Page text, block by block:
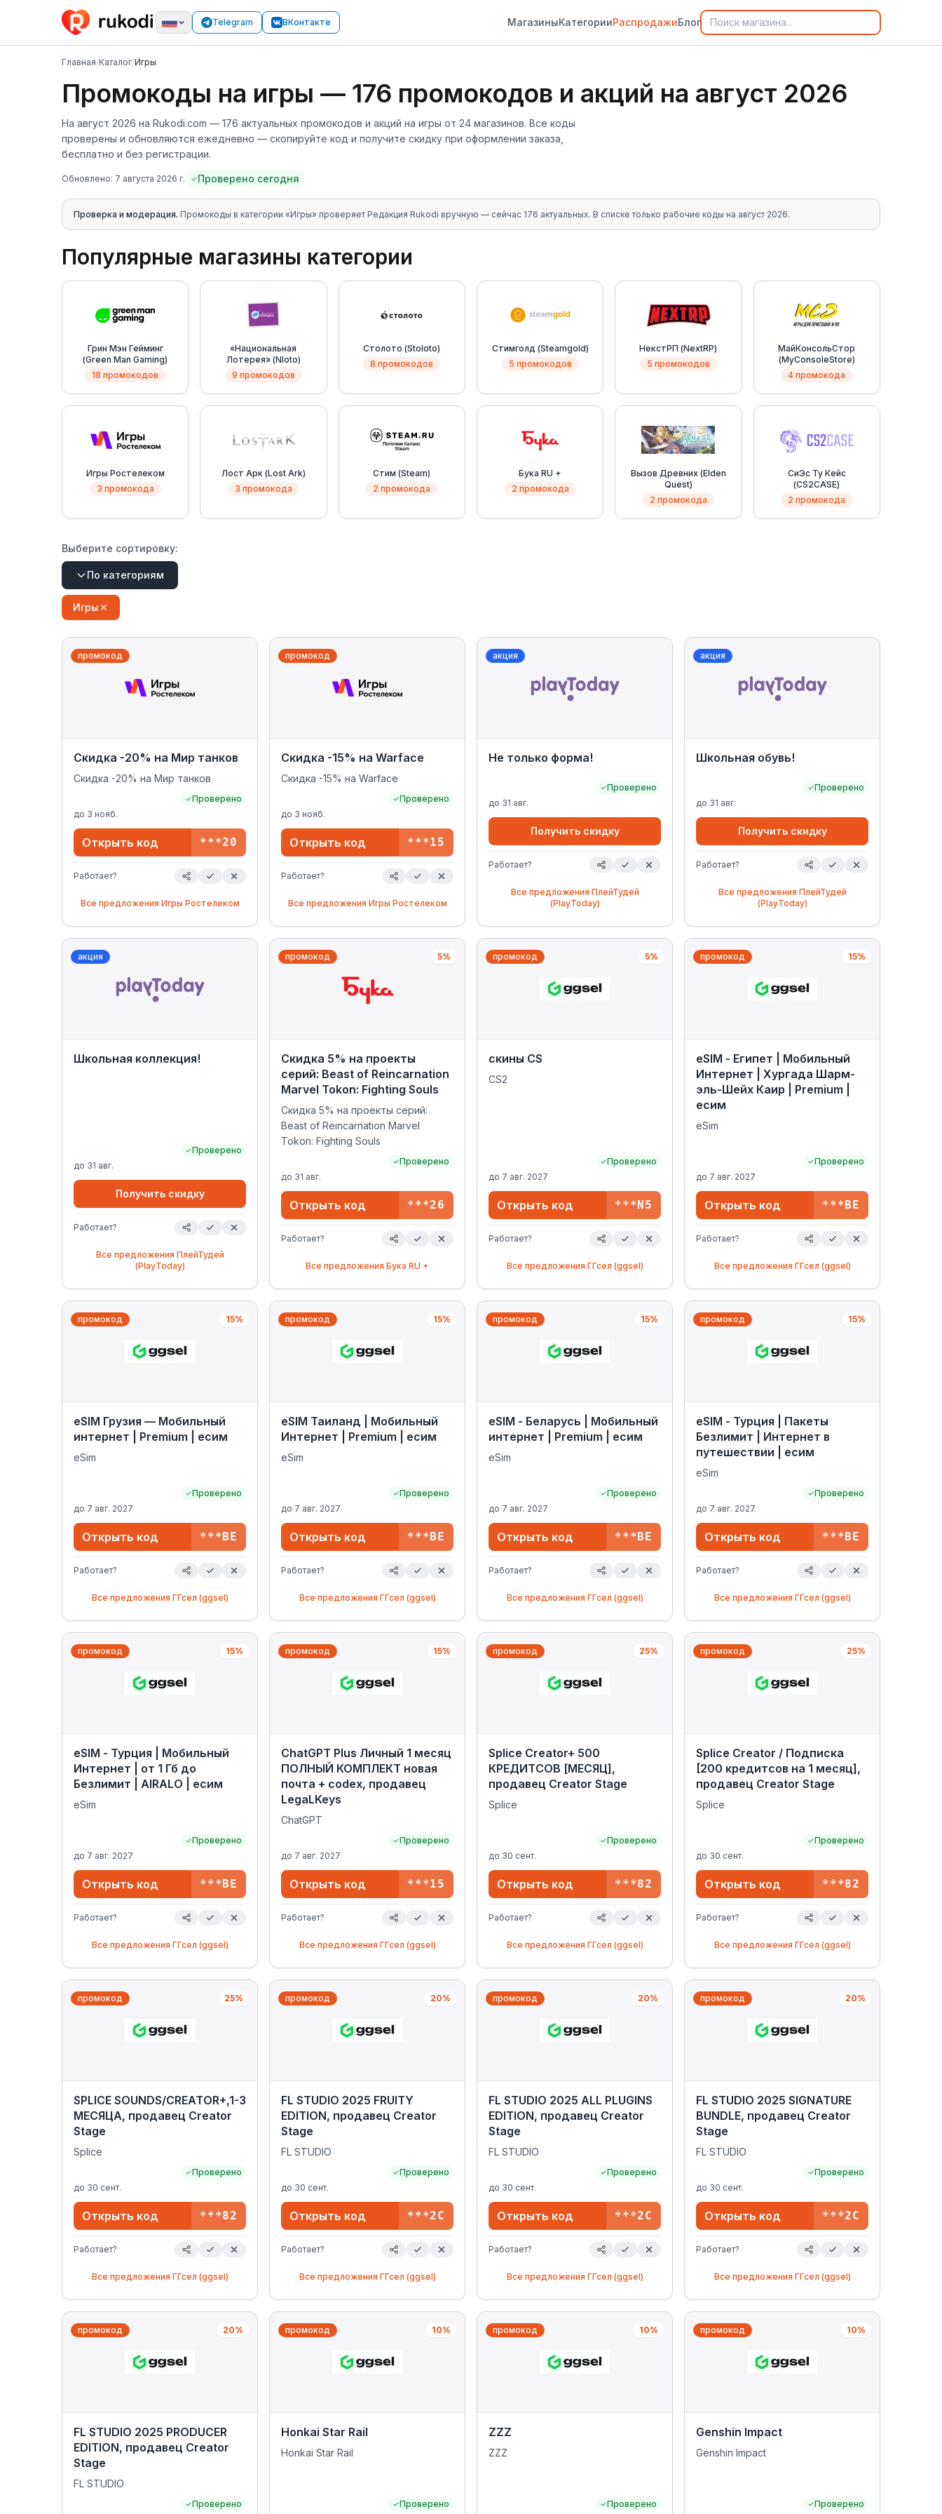
Telegram ВКонтакте МагазиныКатегорииРаспродажиБлог
Главная/Каталог/Игры
Промокоды на игры — 176 промокодов и акций на август 2026
На август 2026 на Rukodi.com — 176 актуальных промокодов и акций на игры от 24 магазинов. Все коды
проверены и обновляются ежедневно — скопируйте код и получите скидку при оформлении заказа,
бесплатно и без регистрации.
Обновлено: 7 августа 2026 г. Проверено сегодня
Проверка и модерация. Промокоды в категории «Игры» проверяет Редакция Rukodi вручную — сейчас 176 актуальных. В списке только рабочие коды на август 2026.
Популярные магазины категории
Грин Мэн Гейминг
(Green Man Gaming)
18 промокодов
«Национальная
Лотерея» (Nloto)
9 промокодов
Столото (Stoloto)
8 промокодов
Стимголд (Steamgold)
5 промокодов
НекстРП (NextRP)
5 промокодов
МайКонсольСтор
(MyConsoleStore)
4 промокода
Игры Ростелеком
3 промокода
Лост Арк (Lost Ark)
3 промокода
Стим (Steam)
2 промокода
Бука RU +
2 промокода
Вызов Древних (Elden
Quest)
2 промокода
СиЭс Ту Кейс
(CS2CASE)
2 промокода
Выберите сортировку:
По категориям
Игры
промокод
Скидка -20% на Мир танков
Скидка -20% на Мир танков
Проверено
до 3 нояб.
Открыть код ***20
Работает?
Все предложения Игры Ростелеком
промокод
Скидка -15% на Warface
Скидка -15% на Warface
Проверено
до 3 нояб.
Открыть код ***15
Работает?
Все предложения Игры Ростелеком
акция
Не только форма!
Проверено
до 31 авг.
Получить скидку
Работает?
Все предложения ПлейТудей
(PlayToday)
акция
Школьная обувь!
Проверено
до 31 авг.
Получить скидку
Работает?
Все предложения ПлейТудей
(PlayToday)
акция
Школьная коллекция!
Проверено
до 31 авг.
Получить скидку
Работает?
Все предложения ПлейТудей
(PlayToday)
промокод 5%
Скидка 5% на проекты
серий: Beast of Reincarnation
Marvel Tokon: Fighting Souls
Скидка 5% на проекты серий:
Beast of Reincarnation Marvel
Tokon: Fighting Souls
Проверено
до 31 авг.
Открыть код ***26
Работает?
Все предложения Бука RU +
промокод 5%
скины CS
CS2
Проверено
до 7 авг. 2027
Открыть код ***N5
Работает?
Все предложения ГГсел (ggsel)
промокод 15%
eSIM - Египет | Мобильный
Интернет | Хургада Шарм-
эль-Шейх Каир | Premium |
есим
eSim
Проверено
до 7 авг. 2027
Открыть код ***BE
Работает?
Все предложения ГГсел (ggsel)
промокод 15%
eSIM Грузия — Мобильный
интернет | Premium | есим
eSim
Проверено
до 7 авг. 2027
Открыть код ***BE
Работает?
Все предложения ГГсел (ggsel)
промокод 15%
eSIM Таиланд | Мобильный
Интернет | Premium | есим
eSim
Проверено
до 7 авг. 2027
Открыть код ***BE
Работает?
Все предложения ГГсел (ggsel)
промокод 15%
eSIM - Беларусь | Мобильный
интернет | Premium | есим
eSim
Проверено
до 7 авг. 2027
Открыть код ***BE
Работает?
Все предложения ГГсел (ggsel)
промокод 15%
eSIM - Турция | Пакеты
Безлимит | Интернет в
путешествии | есим
eSim
Проверено
до 7 авг. 2027
Открыть код ***BE
Работает?
Все предложения ГГсел (ggsel)
промокод 15%
eSIM - Турция | Мобильный
Интернет | от 1 Гб до
Безлимит | AIRALO | есим
eSim
Проверено
до 7 авг. 2027
Открыть код ***BE
Работает?
Все предложения ГГсел (ggsel)
промокод 15%
ChatGPT Plus Личный 1 месяц
ПОЛНЫЙ КОМПЛЕКТ новая
почта + codex, продавец
LegaLKeys
ChatGPT
Проверено
до 7 авг. 2027
Открыть код ***15
Работает?
Все предложения ГГсел (ggsel)
промокод 25%
Splice Creator+ 500
КРЕДИТСОВ [МЕСЯЦ],
продавец Creator Stage
Splice
Проверено
до 30 сент.
Открыть код ***82
Работает?
Все предложения ГГсел (ggsel)
промокод 25%
Splice Creator / Подписка
[200 кредитсов на 1 месяц],
продавец Creator Stage
Splice
Проверено
до 30 сент.
Открыть код ***82
Работает?
Все предложения ГГсел (ggsel)
промокод 25%
SPLICE SOUNDS/CREATOR+,1-3
МЕСЯЦА, продавец Creator
Stage
Splice
Проверено
до 30 сент.
Открыть код ***82
Работает?
Все предложения ГГсел (ggsel)
промокод 20%
FL STUDIO 2025 FRUITY
EDITION, продавец Creator
Stage
FL STUDIO
Проверено
до 30 сент.
Открыть код ***2C
Работает?
Все предложения ГГсел (ggsel)
промокод 20%
FL STUDIO 2025 ALL PLUGINS
EDITION, продавец Creator
Stage
FL STUDIO
Проверено
до 30 сент.
Открыть код ***2C
Работает?
Все предложения ГГсел (ggsel)
промокод 20%
FL STUDIO 2025 SIGNATURE
BUNDLE, продавец Creator
Stage
FL STUDIO
Проверено
до 30 сент.
Открыть код ***2C
Работает?
Все предложения ГГсел (ggsel)
промокод 20%
FL STUDIO 2025 PRODUCER
EDITION, продавец Creator
Stage
FL STUDIO
Проверено
промокод 10%
Honkai Star Rail
Honkai Star Rail
Проверено
промокод 10%
ZZZ
ZZZ
Проверено
промокод 10%
Genshin Impact
Genshin Impact
Проверено